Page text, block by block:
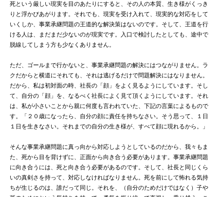
死という厳しい現実を目のあたりにすると、その人の本質、生き様がくっき
りと浮かびあがります。それでも、現実を受け入れて、現実的な対応をして
いくしか、事業承継問題の王道的な解決策はないのです。そして、王道を行
ける人は、まだまだ少ないのが現実です。入口で検討したとしても、途中で
脱線してしまう方も少なくありません。
ただ、ゴールまで行かないと、事業承継問題の解決にはつながりません。ラ
クだからと横道にそれても、それは逃げるだけで問題解決にはなりません。
だから、私は初対面の時、社長の「顔」をよく見るようにしています。そし
て、自分の「顔」を、なるべく社長によく見て頂くようにしています。それ
は、私が小さいことから親に何度も言われていた、下記の言葉によるもので
す。「２０歳になったら、自分の顔に責任を持ちなさい。そう思って、１日
１日を生きなさい。それまでの自分の生き様が、すべて顔に現れるから。」
そんな事業承継問題に真っ向から対応しようとしているのだから、我々もま
た、死から目を背けずに、正面から向き合う必要があります。事業承継問題
に向き合うには、死と向き合う必要があるのです。そして、社長と同じくら
いの真剣さを持って、対応しなければなりません。死を前にして怖れる気持
ちが生じるのは、誰だって同じ。それを、（自分のためだけではなく）子や